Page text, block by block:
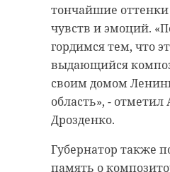
тончайшие
чувств и эмоций.
гордимся тем, что
выдающийся
своим домом
область», - отметил
Дрозденко.
Губернатор также
память о